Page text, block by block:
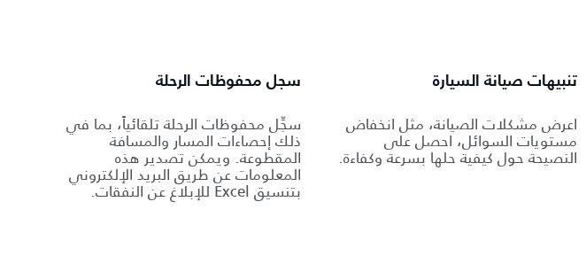
تنبيهات صيانة السيارة
اعرض مشكلات الصيانة، مثل انخفاض
مستويات السوائل، احصل على
النصيحة حول كيفية حلها بسرعة وكفاءة.
سجل محفوظات الرحلة
سجِّل محفوظات الرحلة تلقائياً، بما في
ذلك إحصاءات المسار والمسافة
المقطوعة. ويمكن تصدير هذه
المعلومات عن طريق البريد الإلكتروني
بتنسيق Excel للإبلاغ عن النفقات.